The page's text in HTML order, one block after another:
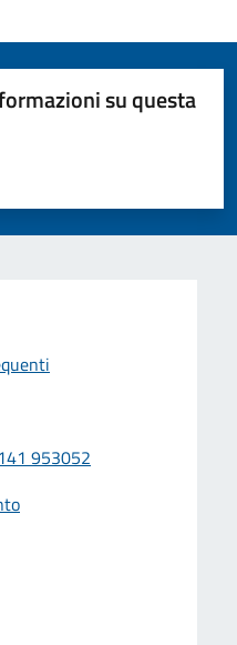
su questa
5
953052